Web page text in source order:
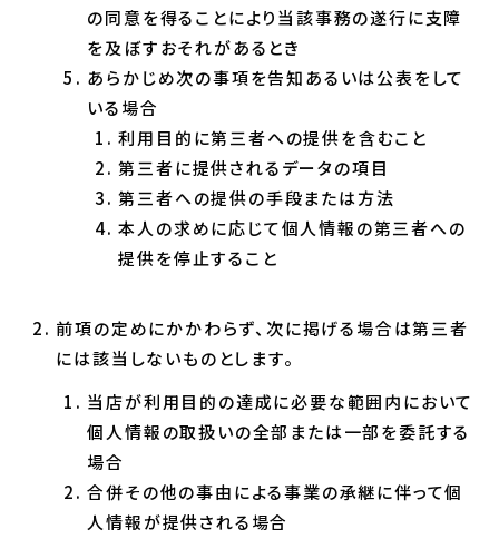
の同意を得ることにより当該事務の遂行に支障
を及ぼすおそれがあるとき
あらかじめ次の事項を告知あるいは公表をして
いる場合
利用目的に第三者への提供を含むこと
第三者に提供されるデータの項目
第三者への提供の手段または方法
本人の求めに応じて個人情報の第三者への
提供を停止すること
前項の定めにかかわらず、次に掲げる場合は第三者
には該当しないものとします。
当店が利用目的の達成に必要な範囲内において
個人情報の取扱いの全部または一部を委託する
場合
合併その他の事由による事業の承継に伴って個
人情報が提供される場合